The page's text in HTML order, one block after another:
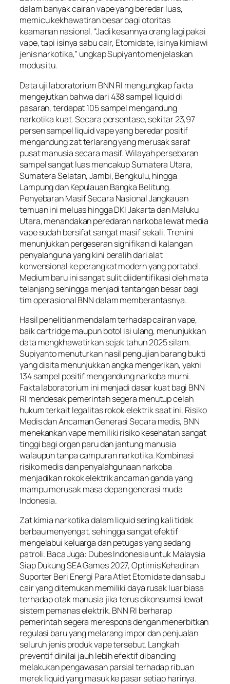
dalam banyak cairan vape yang beredar luas,
memicu kekhawatiran besar bagi otoritas
keamanan nasional. “Jadi kesannya orang lagi pakai
vape, tapi isinya sabu cair, Etomidate, isinya kimiawi
jenis narkotika,” ungkap Supiyanto menjelaskan
modus itu.
Data uji laboratorium BNN RI mengungkap fakta
mengejutkan bahwa dari 438 sampel liquid di
pasaran, terdapat 105 sampel mengandung
narkotika kuat. Secara persentase, sekitar 23,97
persen sampel liquid vape yang beredar positif
mengandung zat terlarang yang merusak saraf
pusat manusia secara masif. Wilayah persebaran
sampel sangat luas mencakup Sumatera Utara,
Sumatera Selatan, Jambi, Bengkulu, hingga
Lampung dan Kepulauan Bangka Belitung.
Penyebaran Masif Secara Nasional Jangkauan
temuan ini meluas hingga DKI Jakarta dan Maluku
Utara, menandakan peredaran narkoba lewat media
vape sudah bersifat sangat masif sekali. Tren ini
menunjukkan pergeseran signifikan di kalangan
penyalahguna yang kini beralih dari alat
konvensional ke perangkat modern yang portabel.
Medium baru ini sangat sulit diidentifikasi oleh mata
telanjang sehingga menjadi tantangan besar bagi
tim operasional BNN dalam memberantasnya.
Hasil penelitian mendalam terhadap cairan vape,
baik cartridge maupun botol isi ulang, menunjukkan
data mengkhawatirkan sejak tahun 2025 silam.
Supiyanto menuturkan hasil pengujian barang bukti
yang disita menunjukkan angka mengerikan, yakni
134 sampel positif mengandung narkoba murni.
Fakta laboratorium ini menjadi dasar kuat bagi BNN
RI mendesak pemerintah segera menutup celah
hukum terkait legalitas rokok elektrik saat ini. Risiko
Medis dan Ancaman Generasi Secara medis, BNN
menekankan vape memiliki risiko kesehatan sangat
tinggi bagi organ paru dan jantung manusia
walaupun tanpa campuran narkotika. Kombinasi
risiko medis dan penyalahgunaan narkoba
menjadikan rokok elektrik ancaman ganda yang
mampu merusak masa depan generasi muda
Indonesia.
Zat kimia narkotika dalam liquid sering kali tidak
berbau menyengat, sehingga sangat efektif
mengelabui keluarga dan petugas yang sedang
patroli. Baca Juga: Dubes Indonesia untuk Malaysia
Siap Dukung SEA Games 2027, Optimis Kehadiran
Suporter Beri Energi Para Atlet Etomidate dan sabu
cair yang ditemukan memiliki daya rusak luar biasa
terhadap otak manusia jika terus dikonsumsi lewat
sistem pemanas elektrik. BNN RI berharap
pemerintah segera merespons dengan menerbitkan
regulasi baru yang melarang impor dan penjualan
seluruh jenis produk vape tersebut. Langkah
preventif dinilai jauh lebih efektif dibanding
melakukan pengawasan parsial terhadap ribuan
merek liquid yang masuk ke pasar setiap harinya.